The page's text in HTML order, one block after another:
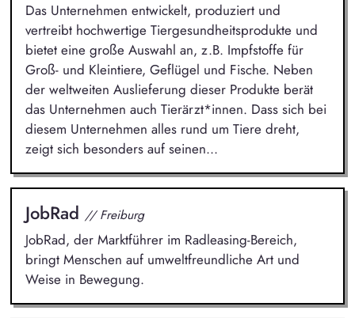
Das Unternehmen entwickelt, produziert und
vertreibt hochwertige Tiergesundheitsprodukte und
bietet eine große Auswahl an, z.B. Impfstoffe für
Groß- und Kleintiere, Geflügel und Fische. Neben
der weltweiten Auslieferung dieser Produkte berät
das Unternehmen auch Tierärzt*innen. Dass sich bei
diesem Unternehmen alles rund um Tiere dreht,
zeigt sich besonders auf seinen...
JobRad // Freiburg
JobRad, der Marktführer im Radleasing-Bereich,
bringt Menschen auf umweltfreundliche Art und
Weise in Bewegung.